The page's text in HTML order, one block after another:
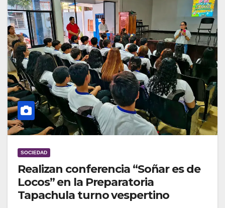
SOCIEDAD
Realizan conferencia “Soñar es de
Locos” en la Preparatoria
Tapachula turno vespertino